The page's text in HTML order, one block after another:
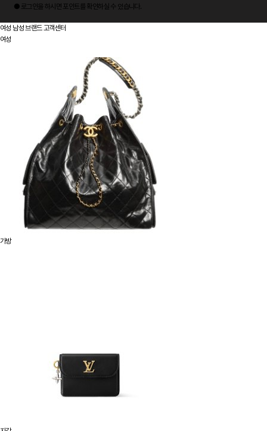
그
인
● 로그인을 하시면 포인트 를 확인하실 수 있습니다.
여성 남성 브랜드 고객센터
여성
가방